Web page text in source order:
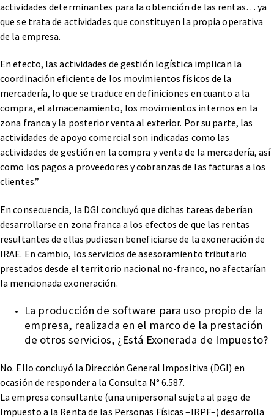
actividades determinantes para la obtención de las rentas… ya
que se trata de actividades que constituyen la propia operativa
de la empresa.
En efecto, las actividades de gestión logística implican la
coordinación eficiente de los movimientos físicos de la
mercadería, lo que se traduce en definiciones en cuanto a la
compra, el almacenamiento, los movimientos internos en la
zona franca y la posterior venta al exterior. Por su parte, las
actividades de apoyo comercial son indicadas como las
actividades de gestión en la compra y venta de la mercadería, así
como los pagos a proveedores y cobranzas de las facturas a los
clientes.”
En consecuencia, la DGI concluyó que dichas tareas deberían
desarrollarse en zona franca a los efectos de que las rentas
resultantes de ellas pudiesen beneficiarse de la exoneración de
IRAE. En cambio, los servicios de asesoramiento tributario
prestados desde el territorio nacional no-franco, no afectarían
la mencionada exoneración.
La producción de software para uso propio de la
empresa, realizada en el marco de la prestación
de otros servicios, ¿Está Exonerada de Impuesto?
No. Ello concluyó la Dirección General Impositiva (DGI) en
ocasión de responder a la Consulta N° 6.587.
La empresa consultante (una unipersonal sujeta al pago de
Impuesto a la Renta de las Personas Físicas –IRPF–) desarrolla